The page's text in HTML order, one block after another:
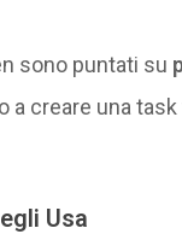
sono puntati su
a creare una
Usa